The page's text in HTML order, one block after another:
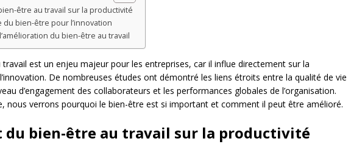
être au travail sur la productivité
du bien-être pour l’innovation
du bien-être au travail
travail est un enjeu majeur pour les entreprises, car il influe directement sur la
De nombreuses études ont démontré les liens étroits entre la qualité de vie
d’engagement des collaborateurs et les performances globales de l’organisation.
nous verrons pourquoi le bien-être est si important et comment il peut être amélioré.
du bien-être au travail sur la productivité